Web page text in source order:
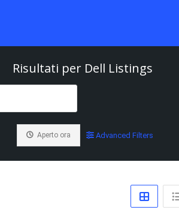
Risultati per Dell Listings
Aperto ora Advanced Filters